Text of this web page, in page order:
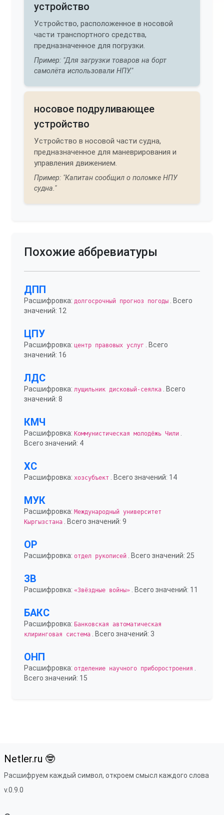
устройство
Устройство, расположенное в носовой
части транспортного средства,
предназначенное для погрузки.
Пример: "Для загрузки товаров на борт
самолёта использовали НПУ."
носовое подруливающее
устройство
Устройство в носовой части судна,
предназначенное для маневрирования и
управления движением.
Пример: "Капитан сообщил о поломке НПУ
судна."
Похожие аббревиатуры
ДПП
Расшифровка: долгосрочный прогноз погоды . Всего
значений: 12
ЦПУ
Расшифровка: центр правовых услуг
. Всего
значений: 16
ЛДС
Расшифровка: лущильник дисковый-сеялка . Всего
значений: 8
КМЧ
Расшифровка: Коммунистическая молодёжь Чили
Всего значений: 4
ХС
Расшифровка: хозсубъект . Всего значений: 14
МУК
Расшифровка: Международный университет
Кыргызстана . Всего значений: 9
ОР
Расшифровка: отдел рукописей . Всего значений: 25
ЗВ
Расшифровка: «Звёздные войны» . Всего значений: 11
БАКС
Расшифровка: Банковская автоматическая
клиринговая система . Всего значений: 3
ОНП
Расшифровка: отделение научного приборостроения
Всего значений: 15
Netler.ru 🤓
Расшифруем каждый символ, откроем смысл каждого слова
v.0.9.0